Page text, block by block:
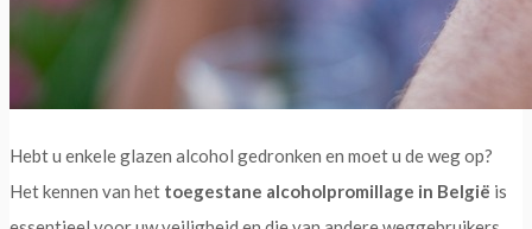
Hebt u enkele glazen alcohol gedronken en moet u de weg op?
Het kennen van het toegestane alcoholpromillage in België is